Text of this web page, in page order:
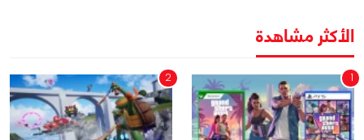
الأكثر مشاهدة
1
2